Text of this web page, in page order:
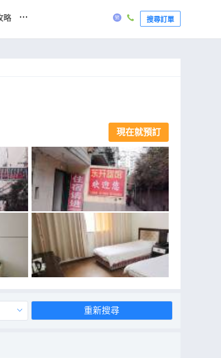
略 ... 搜尋訂單
現在就預訂
重新搜尋